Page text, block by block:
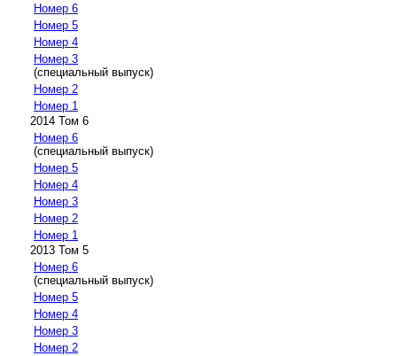
Номер 6
Номер 5
Номер 4
Номер 3
(специальный выпуск)
Номер 2
Номер 1
2014 Том 6
Номер 6
(специальный выпуск)
Номер 5
Номер 4
Номер 3
Номер 2
Номер 1
2013 Том 5
Номер 6
(специальный выпуск)
Номер 5
Номер 4
Номер 3
Номер 2